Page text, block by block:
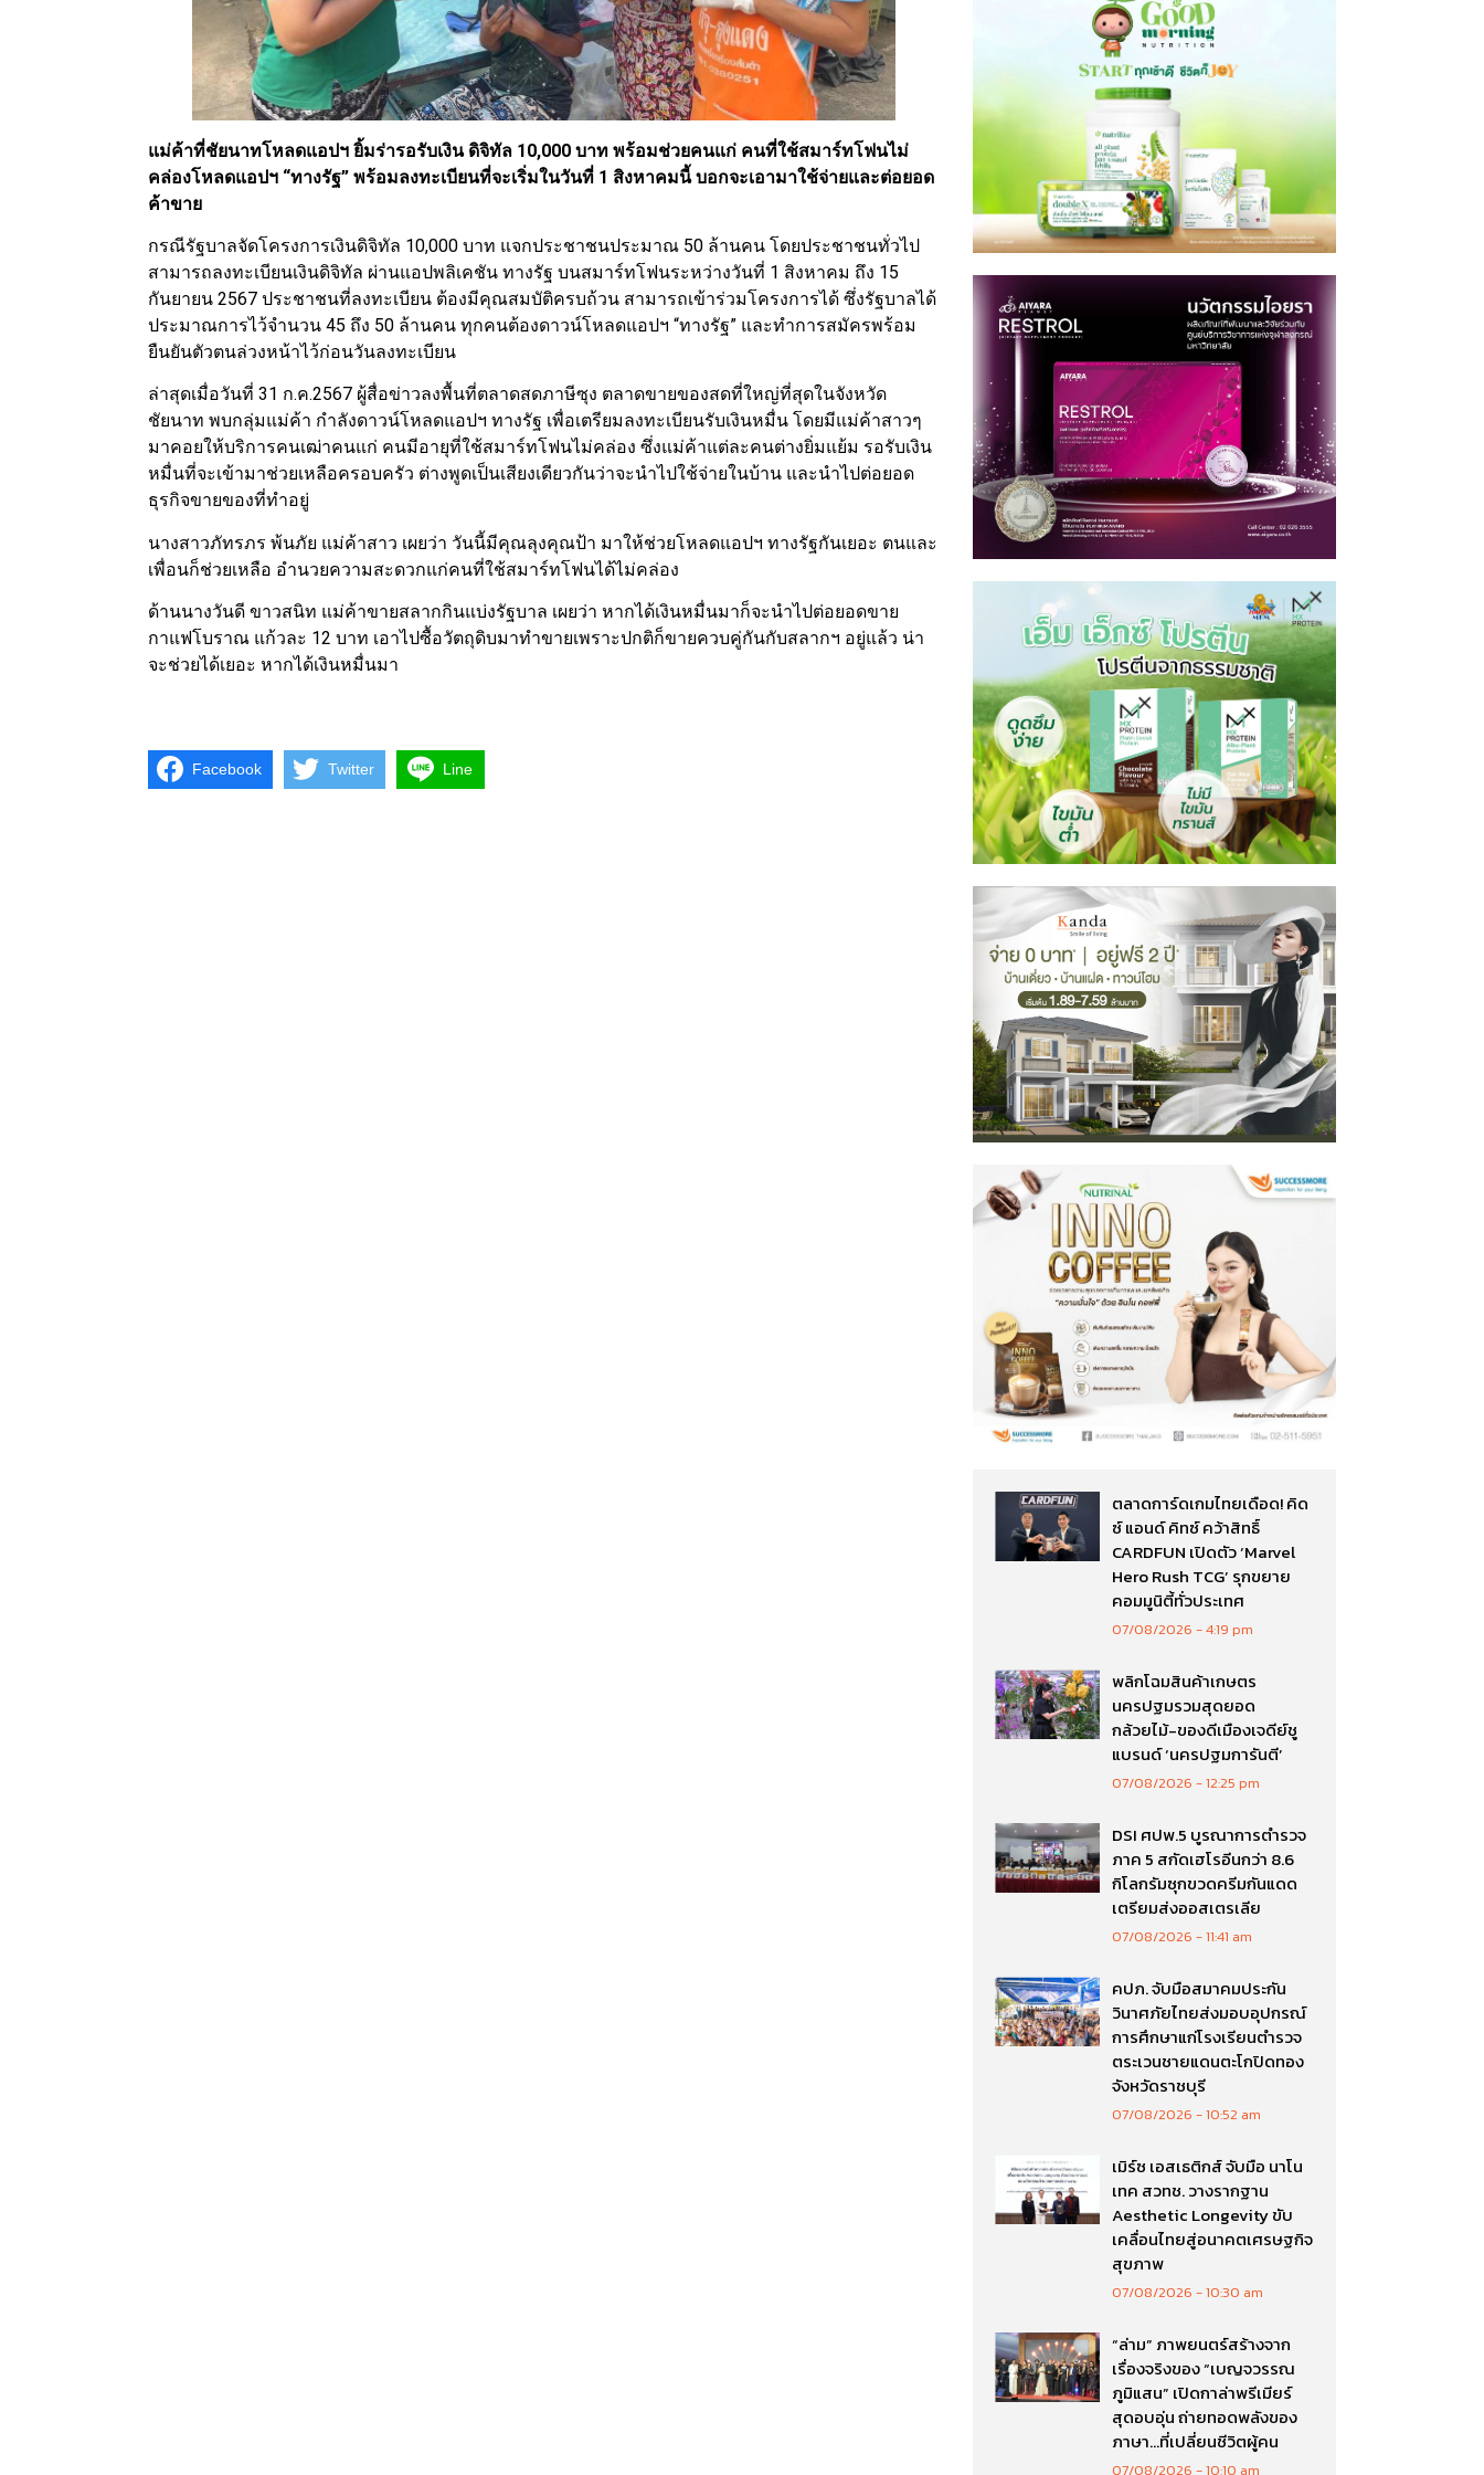
แม่ค้าที่ชัยนาทโหลดแอปฯ ยิ้มร่ารอรับเงิน ดิจิทัล 10,000 บาท พร้อมช่วยคนแก่ คนที่ใช้สมาร์ทโฟนไม่
คล่องโหลดแอปฯ “ทางรัฐ” พร้อมลงทะเบียนที่จะเริ่มในวันที่ 1 สิงหาคมนี้ บอกจะเอามาใช้จ่ายและต่อยอด
ค้าขาย
กรณีรัฐบาลจัดโครงการเงินดิจิทัล 10,000 บาท แจกประชาชนประมาณ 50 ล้านคน โดยประชาชนทั่วไป
สามารถลงทะเบียนเงินดิจิทัล ผ่านแอปพลิเคชัน ทางรัฐ บนสมาร์ทโฟนระหว่างวันที่ 1 สิงหาคม ถึง 15
กันยายน 2567 ประชาชนที่ลงทะเบียน ต้องมีคุณสมบัติครบถ้วน สามารถเข้าร่วมโครงการได้ ซึ่งรัฐบาลได้
ประมาณการไว้จำนวน 45 ถึง 50 ล้านคน ทุกคนต้องดาวน์โหลดแอปฯ “ทางรัฐ” และทำการสมัครพร้อม
ยืนยันตัวตนล่วงหน้าไว้ก่อนวันลงทะเบียน
ล่าสุดเมื่อวันที่ 31 ก.ค.2567 ผู้สื่อข่าวลงพื้นที่ตลาดสดภาษีซุง ตลาดขายของสดที่ใหญ่ที่สุดในจังหวัด
ชัยนาท พบกลุ่มแม่ค้า กำลังดาวน์โหลดแอปฯ ทางรัฐ เพื่อเตรียมลงทะเบียนรับเงินหมื่น โดยมีแม่ค้าสาวๆ
มาคอยให้บริการคนเฒ่าคนแก่ คนมีอายุที่ใช้สมาร์ทโฟนไม่คล่อง ซึ่งแม่ค้าแต่ละคนต่างยิ่มแย้ม รอรับเงิน
หมื่นที่จะเข้ามาช่วยเหลือครอบครัว ต่างพูดเป็นเสียงเดียวกันว่าจะนำไปใช้จ่ายในบ้าน และนำไปต่อยอด
ธุรกิจขายของที่ทำอยู่
นางสาวภัทรภร พ้นภัย แม่ค้าสาว เผยว่า วันนี้มีคุณลุงคุณป้า มาให้ช่วยโหลดแอปฯ ทางรัฐกันเยอะ ตนและ
เพื่อนก็ช่วยเหลือ อำนวยความสะดวกแก่คนที่ใช้สมาร์ทโฟนได้ไม่คล่อง
ด้านนางวันดี ขาวสนิท แม่ค้าขายสลากกินแบ่งรัฐบาล เผยว่า หากได้เงินหมื่นมาก็จะนำไปต่อยอดขาย
กาแฟโบราณ แก้วละ 12 บาท เอาไปซื้อวัตถุดิบมาทำขายเพราะปกติก็ขายควบคู่กันกับสลากฯ อยู่แล้ว น่า
จะช่วยได้เยอะ หากได้เงินหมื่นมา
Facebook Twitter Line
ตลาดการ์ดเกมไทยเดือด! คิด
ซ์ แอนด์ คิทซ์ คว้าสิทธิ์
CARDFUN เปิดตัว ‘Marvel
Hero Rush TCG’ รุกขยาย
คอมมูนิตี้ทั่วประเทศ
07/08/2026 4:19 pm
พลิกโฉมสินค้าเกษตร
นครปฐมรวมสุดยอด
กล้วยไม้-ของดีเมืองเจดีย์ชู
แบรนด์ ‘นครปฐมการันตี’
07/08/2026 12:25 pm
DSI ศปพ.5 บูรณาการตำรวจ
ภาค 5 สกัดเฮโรอีนกว่า 8.6
กิโลกรัมซุกขวดครีมกันแดด
เตรียมส่งออสเตรเลีย
07/08/2026 11:41 am
คปภ. จับมือสมาคมประกัน
วินาศภัยไทยส่งมอบอุปกรณ์
การศึกษาแก่โรงเรียนตำรวจ
ตระเวนชายแดนตะโกปิดทอง
จังหวัดราชบุรี
07/08/2026 10:52 am
เมิร์ซ เอสเธติกส์ จับมือ นาโน
เทค สวทช. วางรากฐาน
Aesthetic Longevity ขับ
เคลื่อนไทยสู่อนาคตเศรษฐกิจ
สุขภาพ
07/08/2026 10:30 am
“ล่าม” ภาพยนตร์สร้างจาก
เรื่องจริงของ “เบญจวรรณ
ภูมิแสน” เปิดกาล่าพรีเมียร์
สุดอบอุ่น ถ่ายทอดพลังของ
ภาษา…ที่เปลี่ยนชีวิตผู้คน
07/08/2026 10:10 am